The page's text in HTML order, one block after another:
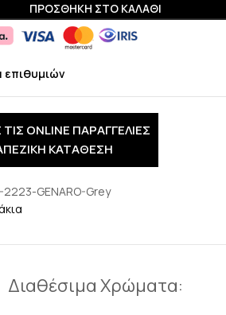
ΠΡΟΣΘΉΚΗ ΣΤΟ ΚΑΛΆΘΙ
ONLINE ΠΑΡΑΓΓΕΛΙΕΣ
ΚΑΤΑΘΕΣΗ
GENARO-Grey
Διαθέσιμα Χρώματα: